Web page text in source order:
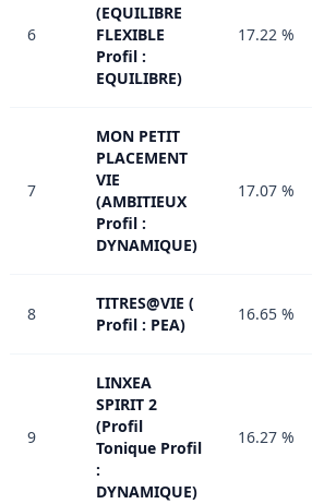
6
(EQUILIBRE
FLEXIBLE
Profil :
EQUILIBRE)
17.22 %
7
MON PETIT
PLACEMENT
VIE
(AMBITIEUX
Profil :
DYNAMIQUE)
17.07 %
8
TITRES@VIE (
Profil : PEA)
16.65 %
9
LINXEA
SPIRIT 2
(Profil
Tonique Profil
:
DYNAMIQUE)
16.27 %